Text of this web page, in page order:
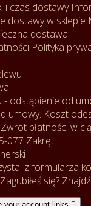
i czas dostawy
dostawy w sklepie
dostawa.
Polityka
odstąpienie od
umowy. Koszt
płatności w
077 Zakręt.
z formularza
Zagubiłeś się?